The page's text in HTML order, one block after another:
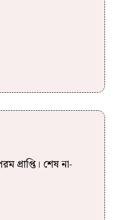
প্রাপ্তি। শেষ না-